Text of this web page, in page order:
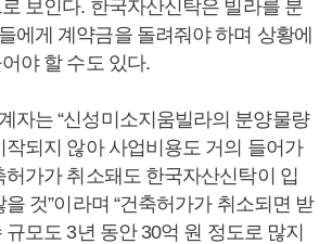
보인다. 한국자산신탁은 빌라를 분
에게 계약금을 돌려줘야 하며 상황에
야 할 수도 있다.
자는 “신성미소지움빌라의 분양물량
작되지 않아 사업비용도 거의 들어가
허가가 취소돼도 한국자산신탁이 입
것”이라며 “건축허가가 취소되면 받
모도 3년 동안 30억 원 정도로 많지